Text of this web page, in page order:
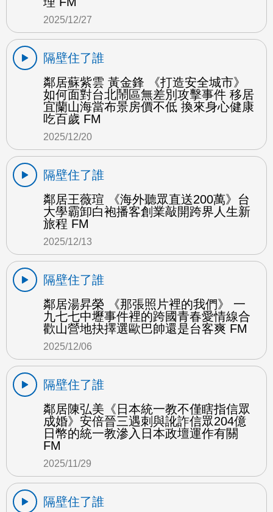
2025/12/27
隔壁住了誰
鄰居蘇紫雲 黃金鋒 《打造安全城市》
如何面對台北鬧區無差別攻擊事件 移居
宜蘭山海當布景房價不低 換來身心健康
吃百歲 FM
2025/12/20
隔壁住了誰
鄰居王薇瑄 《海外聽眾直送200萬》台
大學霸卸白袍播客創業敲開跨界人生新
旅程 FM
2025/12/13
隔壁住了誰
鄰居湯昇榮 《那張照片裡的我們》 一
九七七中壢事件裡的跨國青春愛情線合
歡山營地抉擇選歐巴帥還是台客爽 FM
2025/12/06
隔壁住了誰
鄰居陳弘美《日本統一教不僅瞎指信眾
成婚》安倍晉三遇刺與訛詐信眾204億
日幣的統一教滲入日本政壇運作有關
FM
2025/11/29
隔壁住了誰